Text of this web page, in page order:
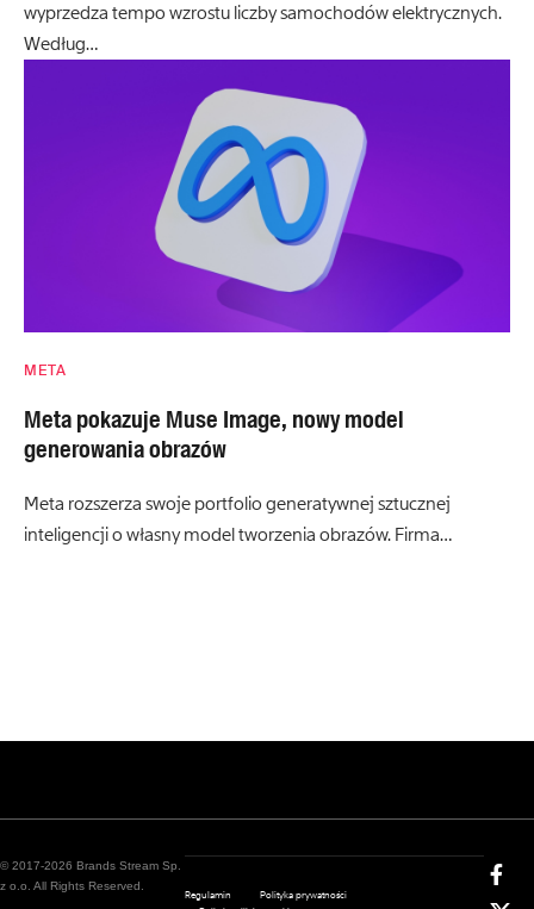
wyprzedza tempo wzrostu liczby samochodów elektrycznych.
Według…
META
Meta pokazuje Muse Image, nowy model
generowania obrazów
Meta rozszerza swoje portfolio generatywnej sztucznej
inteligencji o własny model tworzenia obrazów. Firma…
© 2017-2026 Brands Stream Sp.
z o.o. All Rights Reserved.
Regulamin
Polityka prywatności